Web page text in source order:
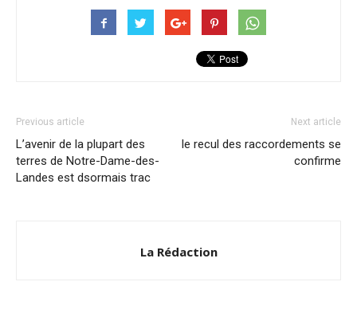
Previous article
L’avenir de la plupart des
terres de Notre-Dame-des-
Landes est dsormais trac
Next article
le recul des raccordements se
confirme
La Rédaction